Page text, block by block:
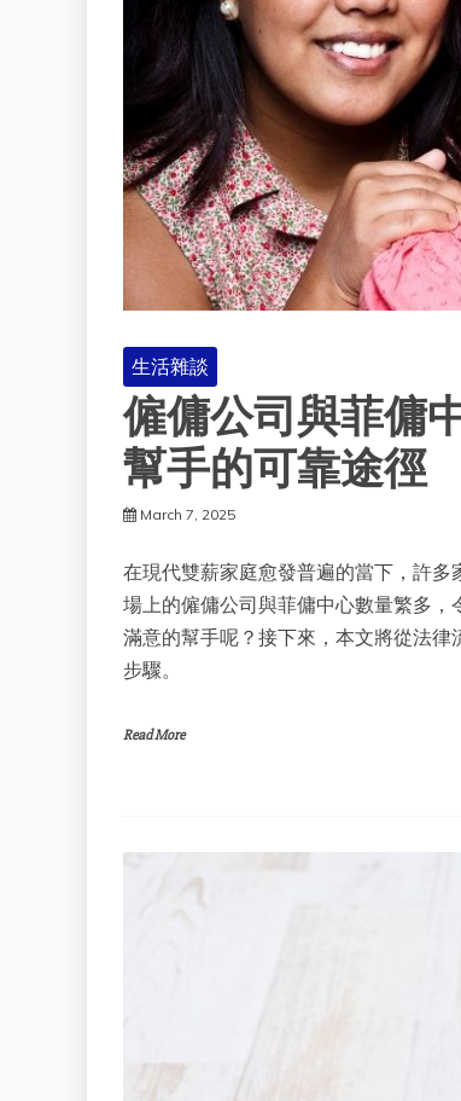
生活雜談
僱傭公司與菲傭
幫手的可靠途徑
March 7, 2025
在現代雙薪家庭愈發普遍的當下，許
場上的僱傭公司與菲傭中心數量繁多
滿意的幫手呢？接下來，本文將從法
步驟。
Read More